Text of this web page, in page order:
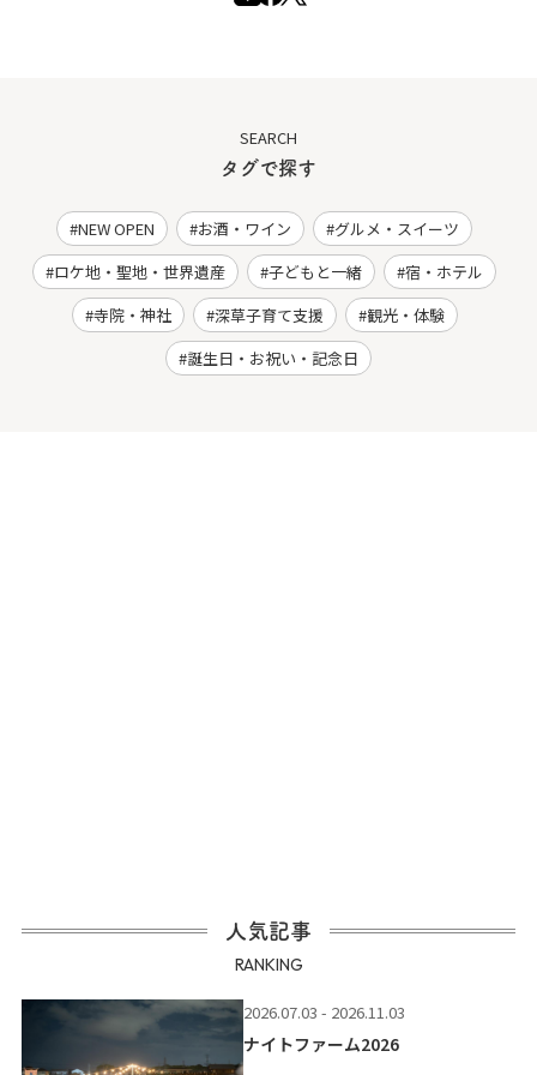
SEARCH
タグで探す
NEW OPEN お酒・ワイン
グルメ・スイーツ
ロケ地・聖地・世界遺産
子どもと一緒
宿・ホテル
寺院・神社
深草子育て支援
観光・体験
誕生日・お祝い・記念日
人気記事
RANKING
2026.07.03 - 2026.11.03
ナイトファーム2026